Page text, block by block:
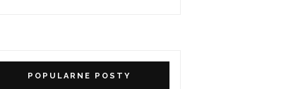
POPULARNE POSTY